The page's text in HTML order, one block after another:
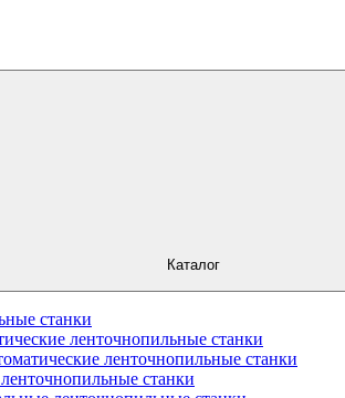
Каталог
станки
ленточнопильные станки
ленточнопильные станки
станки